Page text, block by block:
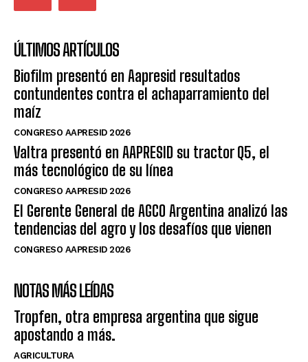
ÚLTIMOS ARTÍCULOS
Biofilm presentó en Aapresid resultados
contundentes contra el achaparramiento del
maíz
CONGRESO AAPRESID 2026
Valtra presentó en AAPRESID su tractor Q5, el
más tecnológico de su línea
CONGRESO AAPRESID 2026
El Gerente General de AGCO Argentina analizó las
tendencias del agro y los desafíos que vienen
CONGRESO AAPRESID 2026
NOTAS MÁS LEÍDAS
Tropfen, otra empresa argentina que sigue
apostando a más.
AGRICULTURA